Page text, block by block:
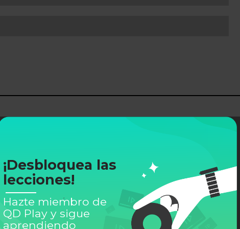
¡Desbloquea las
lecciones!
Hazte miembro de
QD Play y sigue
aprendiendo